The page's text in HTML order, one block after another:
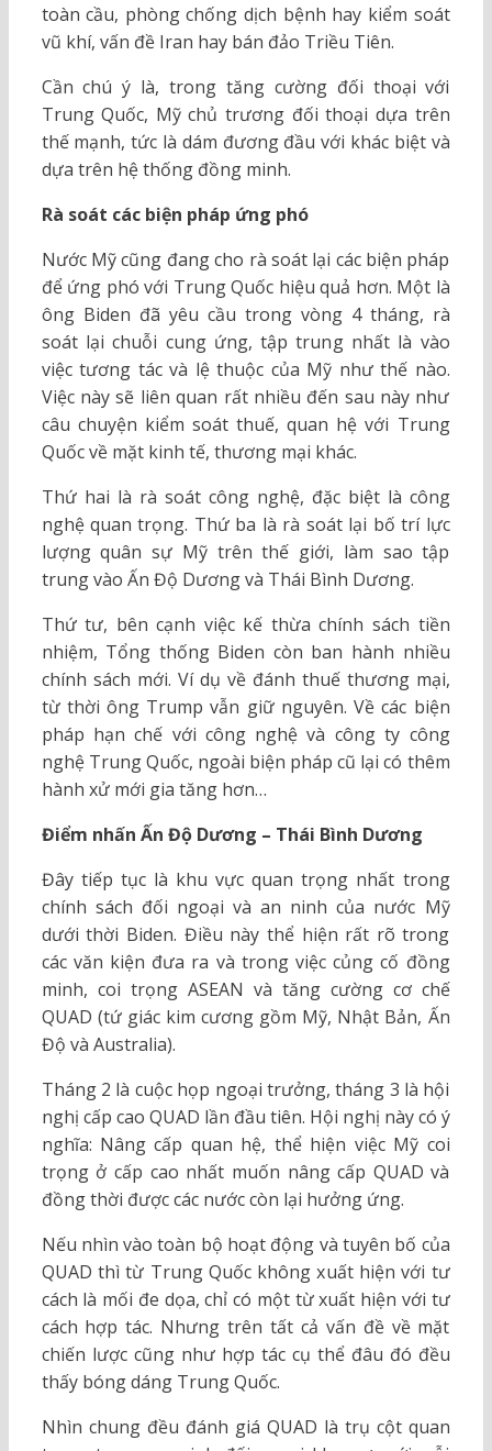
toàn cầu, phòng chống dịch bệnh hay kiểm soát
vũ khí, vấn đề Iran hay bán đảo Triều Tiên.
Cần chú ý là, trong tăng cường đối thoại với
Trung Quốc, Mỹ chủ trương đối thoại dựa trên
thế mạnh, tức là dám đương đầu với khác biệt và
dựa trên hệ thống đồng minh.
Rà soát các biện pháp ứng phó
Nước Mỹ cũng đang cho rà soát lại các biện pháp
để ứng phó với Trung Quốc hiệu quả hơn. Một là
ông Biden đã yêu cầu trong vòng 4 tháng, rà
soát lại chuỗi cung ứng, tập trung nhất là vào
việc tương tác và lệ thuộc của Mỹ như thế nào.
Việc này sẽ liên quan rất nhiều đến sau này như
câu chuyện kiểm soát thuế, quan hệ với Trung
Quốc về mặt kinh tế, thương mại khác.
Thứ hai là rà soát công nghệ, đặc biệt là công
nghệ quan trọng. Thứ ba là rà soát lại bố trí lực
lượng quân sự Mỹ trên thế giới, làm sao tập
trung vào Ấn Độ Dương và Thái Bình Dương.
Thứ tư, bên cạnh việc kế thừa chính sách tiền
nhiệm, Tổng thống Biden còn ban hành nhiều
chính sách mới. Ví dụ về đánh thuế thương mại,
từ thời ông Trump vẫn giữ nguyên. Về các biện
pháp hạn chế với công nghệ và công ty công
nghệ Trung Quốc, ngoài biện pháp cũ lại có thêm
hành xử mới gia tăng hơn…
Điểm nhấn Ấn Độ Dương – Thái Bình Dương
Đây tiếp tục là khu vực quan trọng nhất trong
chính sách đối ngoại và an ninh của nước Mỹ
dưới thời Biden. Điều này thể hiện rất rõ trong
các văn kiện đưa ra và trong việc củng cố đồng
minh, coi trọng ASEAN và tăng cường cơ chế
QUAD (tứ giác kim cương gồm Mỹ, Nhật Bản, Ấn
Độ và Australia).
Tháng 2 là cuộc họp ngoại trưởng, tháng 3 là hội
nghị cấp cao QUAD lần đầu tiên. Hội nghị này có ý
nghĩa: Nâng cấp quan hệ, thể hiện việc Mỹ coi
trọng ở cấp cao nhất muốn nâng cấp QUAD và
đồng thời được các nước còn lại hưởng ứng.
Nếu nhìn vào toàn bộ hoạt động và tuyên bố của
QUAD thì từ Trung Quốc không xuất hiện với tư
cách là mối đe dọa, chỉ có một từ xuất hiện với tư
cách hợp tác. Nhưng trên tất cả vấn đề về mặt
chiến lược cũng như hợp tác cụ thể đâu đó đều
thấy bóng dáng Trung Quốc.
Nhìn chung đều đánh giá QUAD là trụ cột quan